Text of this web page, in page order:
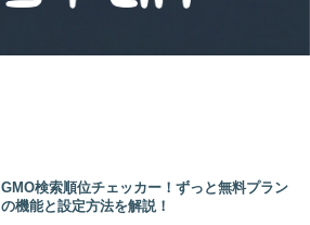
GMO検索順位チェッカー！ずっと無料プラン
の機能と設定方法を解説！